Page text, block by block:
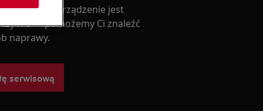
czy Twoje urządzenie jest
nie — pomożemy Ci znaleźć
naprawy.
serwisową